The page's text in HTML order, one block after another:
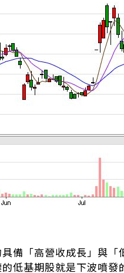
備「高營收成長」與「
低基期股就是下波噴發